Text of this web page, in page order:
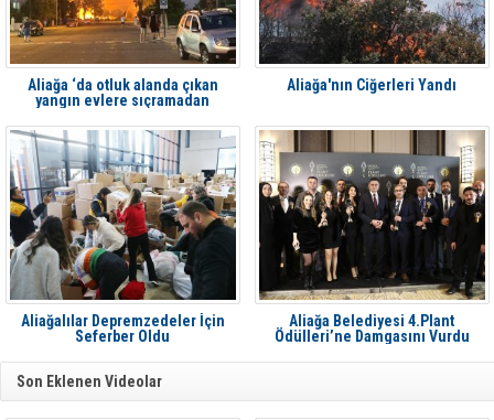
Aliağa ‘da otluk alanda çıkan
yangın evlere sıçramadan
Aliağa'nın Ciğerleri Yandı
Aliağalılar Depremzedeler İçin
Seferber Oldu
Aliağa Belediyesi 4.Plant
Ödülleri’ne Damgasını Vurdu
Son Eklenen Videolar